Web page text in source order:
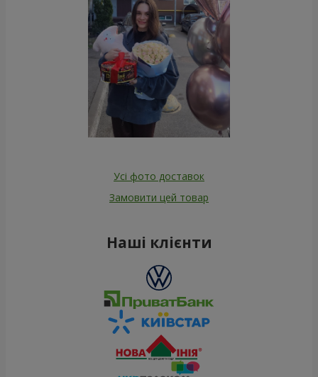
Усі фото доставок
Замовити цей товар
Наші клієнти